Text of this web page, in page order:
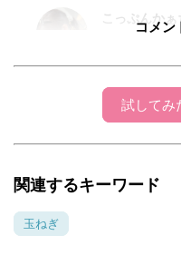
こっぷんかぁ
2017年04月
もお世話に
も甘くて美
増し増しに
も嬉しいで
コメン
試してみ
関連するキーワード
玉ねぎ